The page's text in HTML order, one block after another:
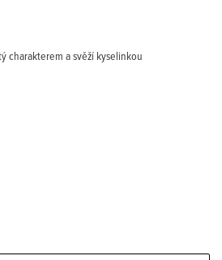
charakterem a svěží kyselinkou